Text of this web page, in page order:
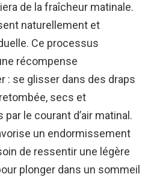
de la fraîcheur matinale.
naturellement et
Ce processus
récompense
: se glisser dans des draps
secs et
le courant d’air matinal.
un endormissement
de ressentir une légère
plonger dans un sommeil